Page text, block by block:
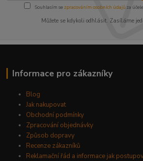
Souhlasím se zpracováním osobních údajůza
Můžete se kdykoli odhlásit. Zasíláme
Informace pro zákazníky
Blog
Jak nakupovat
Obchodní podmínky
Zpracování objednávky
Způsob dopravy
Recenze zákazníků
Reklamační řád a informace jak